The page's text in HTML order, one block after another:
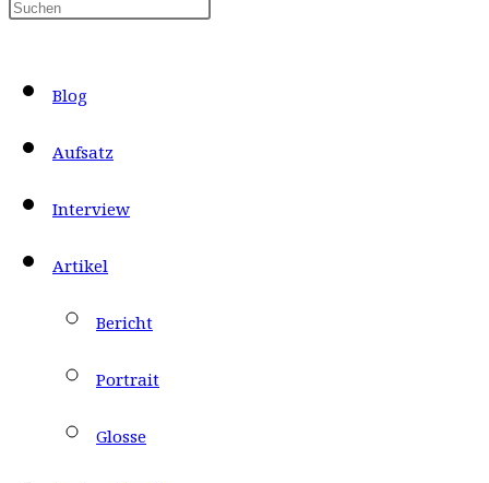
Blog
Aufsatz
Interview
Artikel
Bericht
Portrait
Glosse